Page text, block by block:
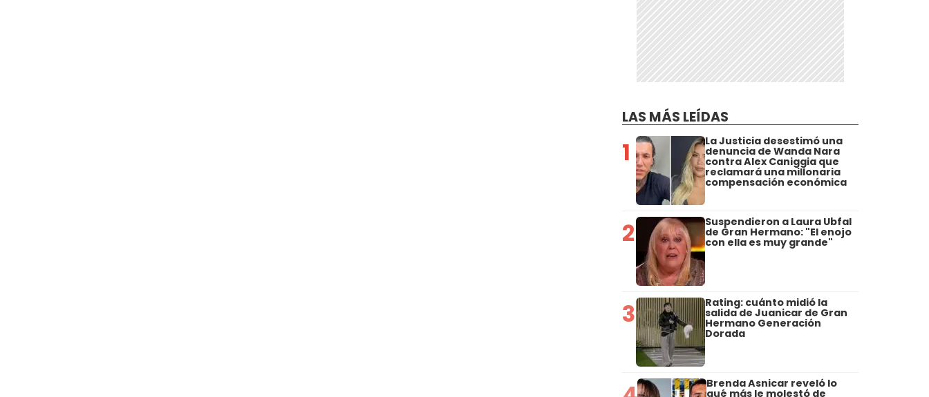
LAS MÁS LEÍDAS
1 La Justicia desestimó una
denuncia de Wanda Nara
contra Alex Caniggia que
reclamará una millonaria
compensación económica
2 Suspendieron a Laura Ubfal
de Gran Hermano: "El enojo
con ella es muy grande"
3 Rating: cuánto midió la
salida de Juanicar de Gran
Hermano Generación
Dorada
Brenda Asnicar reveló lo
qué más le molestó de